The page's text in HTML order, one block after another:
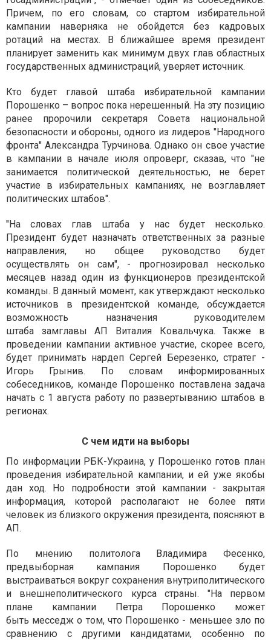
Причем, по его словам, со стартом избирательной
кампании наверняка не обойдется без кадровых
ротаций на местах. В ближайшее время президент
планирует заменить как минимум двух глав областных
государственных администраций, уверяет источник.
Кто будет главой штаба избирательной кампании
Порошенко – вопрос пока нерешенный. На эту позицию
ранее пророчили секретаря Совета национальной
безопасности и обороны, одного из лидеров "Народного
фронта" Александра Турчинова. Однако он свое участие
в кампании в начале июля опроверг, сказав, что "не
занимается политической деятельностью, не берет
участие в избирательных кампаниях, не возглавляет
политических штабов".
"На словах глав штаба у нас будет несколько.
Президент будет назначать ответственных за разные
направления, но общее руководство будет
осуществлять он сам", - прогнозировал несколько
месяцев назад один из функционеров президентской
команды. В данный момент, как утверждают несколько
источников в президентской команде, обсуждается
возможность назначения руководителем
штаба замглавы АП Виталия Ковальчука. Также в
проведении кампании активное участие, скорее всего,
будет принимать нардеп Сергей Березенко, стратег -
Игорь Грынив. По словам информированных
собеседников, команде Порошенко поставлена задача
начать с 1 августа работу по развертыванию штабов в
регионах.
С чем идти на выборы
По информации РБК-Украина, у Порошенко готов план
проведения избирательной кампании, и ей уже якобы
дан ход. Но подробности этой кампании - закрытая
информация, которой располагают не более пяти
человек из близкого окружения президента, поясняют в
АП.
По мнению политолога Владимира Фесенко,
предвыборная кампания Порошенко будет
выстраиваться вокруг сохранения внутриполитического
и внешнеполитического курса страны. "На первом
плане кампании Петра Порошенко может
быть месседж о том, что Порошенко - меньшее зло по
сравнению с другими кандидатами, особенно по